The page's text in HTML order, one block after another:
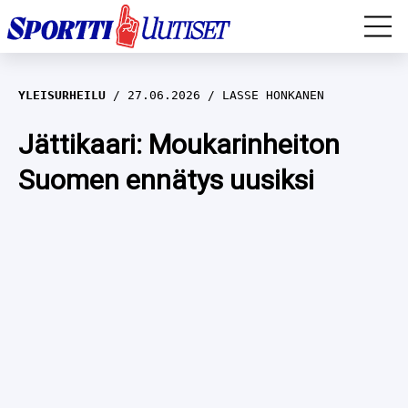
EM-YLEISURHEILU
JÄÄKIEKKO
YLEISURHEILU
YLEISURHEILU 27.06.2026 LASSE HONKANEN
Jättikaari: Moukarinheiton
Suomen ennätys uusiksi